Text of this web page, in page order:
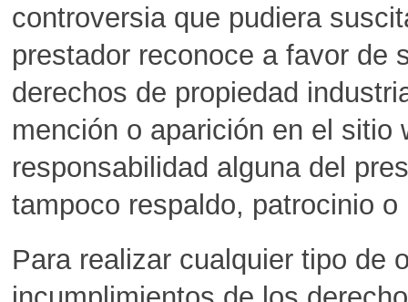
controversia que pudiera
prestador reconoce a favor de
derechos de propiedad
mención o aparición en el
responsabilidad alguna del
tampoco respaldo, patrocinio
Para realizar cualquier tipo de